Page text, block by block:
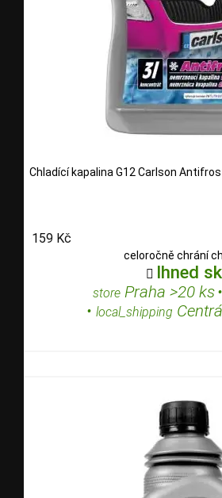
Chladící kapalina G12 Carlson
159 Kč
celoročně chrání
 Ihned
storePraha >20 ks•
• local_shipping